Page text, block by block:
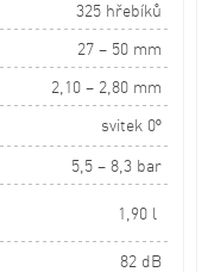
325 hřebíků
27 – 50 mm
2,10 – 2,80 mm
svitek 0°
5,5 – 8,3 bar
1,90 l
82 dB